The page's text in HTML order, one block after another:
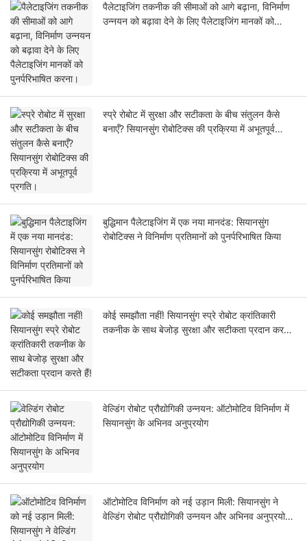
पैलेटाइजिंग तकनीक की सीमाओं को आगे बढ़ाना, विनिर्माण
उन्नयन को बढ़ावा देने के लिए पैलेटाइजिंग मानकों को
स्प्रे रोबोट में सुरक्षा और सटीकता के बीच संतुलन कैसे
बनाएँ? सियानसुंग रोबोटिक्स की प्रक्रिया में अभूतपूर्व
बुद्धिमान पैलेटाइजिंग में एक नया मानदंड: सियानसुंग
रोबोटिक्स ने विनिर्माण प्रतिमानों को पुनर्परिभाषित किया
कोई समझौता नहीं! सियानसुंग स्प्रे रोबोट क्रांतिकारी
तकनीक के साथ बेजोड़ सुरक्षा और सटीकता प्रदान करते
वेल्डिंग रोबोट प्रौद्योगिकी उन्नयन: ऑटोमोटिव विनिर्माण में
सियानसुंग के अभिनव अनुप्रयोग
ऑटोमोटिव विनिर्माण को नई उड़ान मिली: सियानसुंग ने
वेल्डिंग रोबोट प्रौद्योगिकी उन्नयन और अभिनव अनुप्रयोग